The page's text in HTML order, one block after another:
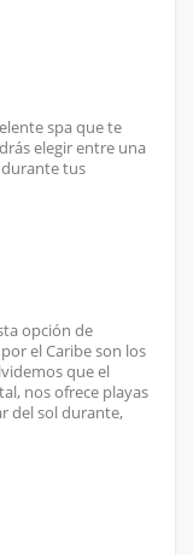
spa que te
elegir entre una
tus
opción de
el Caribe son los
que el
nos ofrece playas
del sol durante,